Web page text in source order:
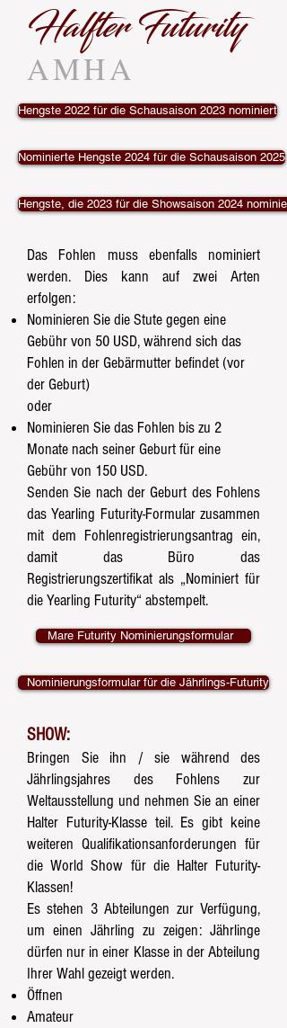
Halfter Futurity
AMHA
Hengste 2022 für die Schausaison 2023 nominiert
Nominierte Hengste 2024 für die Schausaison 2025
Hengste, die 2023 für die Showsaison 2024
Das Fohlen muss ebenfalls nominiert
werden. Dies kann auf zwei Arten
erfolgen:
Nominieren Sie die Stute gegen eine
Gebühr von 50 USD, während sich das
Fohlen in der Gebärmutter befindet (vor
der Geburt)
oder
Nominieren Sie das Fohlen bis zu 2
Monate nach seiner Geburt für eine
Gebühr von 150 USD.
Senden Sie nach der Geburt des Fohlens
das Yearling Futurity-Formular zusammen
mit dem Fohlenregistrierungsantrag ein,
damit das Büro das
Registrierungszertifikat als „Nominiert für
die Yearling Futurity“ abstempelt.
Mare Futurity Nominierungsformular
Nominierungsformular für die Jährlings-Futurity
SHOW:
Bringen Sie ihn / sie während des
Jährlingsjahres des Fohlens zur
Weltausstellung und nehmen Sie an einer
Halter Futurity-Klasse teil. Es gibt keine
weiteren Qualifikationsanforderungen für
die World Show für die Halter Futurity-
Klassen!
Es stehen 3 Abteilungen zur Verfügung,
um einen Jährling zu zeigen: Jährlinge
dürfen nur in einer Klasse in der Abteilung
Ihrer Wahl gezeigt werden.
Öffnen
Amateur